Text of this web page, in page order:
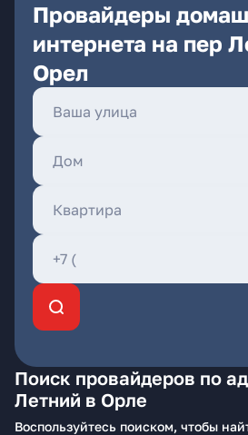
Провайдеры
интернета на пер
Орел
Поиск провайдеров по
Летний в Орле
Воспользуйтесь поиском, чтобы